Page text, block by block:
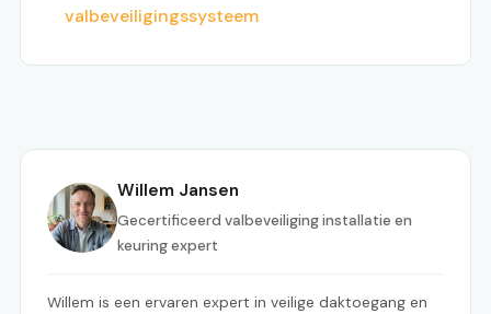
valbeveiligingssysteem
Willem Jansen
Gecertificeerd valbeveiliging installatie en
keuring expert
Willem is een ervaren expert in veilige daktoegang en